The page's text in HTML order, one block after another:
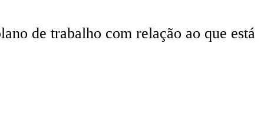
de trabalho com relação ao que está